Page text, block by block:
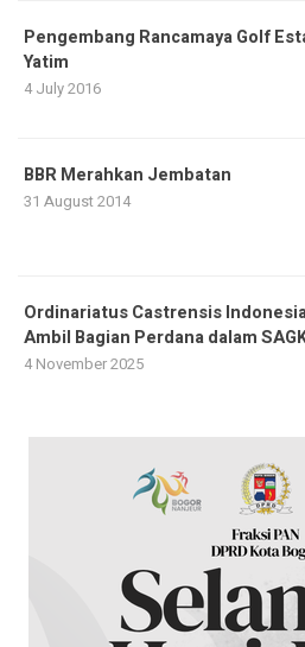
Pengembang Rancamaya Golf
Yatim
4 July 2016
BBR Merahkan Jembatan
31 August 2014
Ordinariatus Castrensis
Ambil Bagian Perdana dalam
4 November 2025